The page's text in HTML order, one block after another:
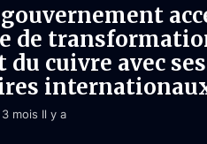
gouvernement
de
du cuivre avec ses
3 mois Il y a